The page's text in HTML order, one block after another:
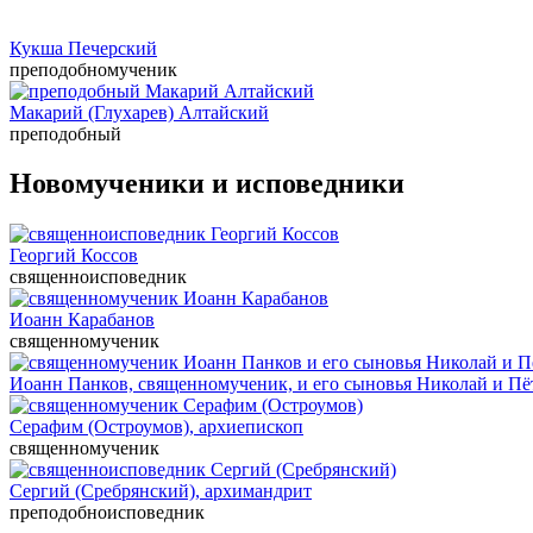
Кукша Печерский
преподобномученик
Макарий (Глухарев) Алтайский
преподобный
Новомученики и исповедники
Георгий Коссов
cвященноисповедник
Иоанн Карабанов
священномученик
Иоанн Панков, священномученик, и его сыновья Николай и
Серафим (Остроумов), архиепископ
священномученик
Сергий (Сребрянский), архимандрит
преподобноисповедник